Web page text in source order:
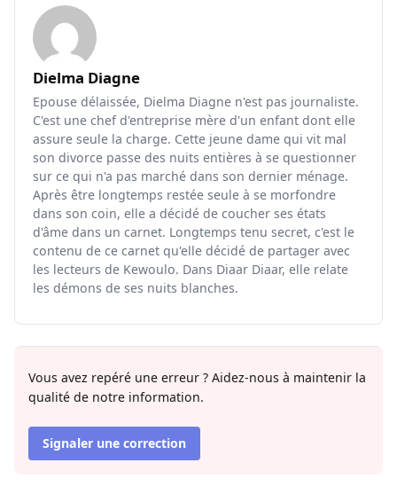
Dielma Diagne
Epouse délaissée, Dielma Diagne n'est pas journaliste.
C'est une chef d'entreprise mère d'un enfant dont elle
assure seule la charge. Cette jeune dame qui vit mal
son divorce passe des nuits entières à se questionner
sur ce qui n'a pas marché dans son dernier ménage.
Après être longtemps restée seule à se morfondre
dans son coin, elle a décidé de coucher ses états
d'âme dans un carnet. Longtemps tenu secret, c'est le
contenu de ce carnet qu'elle décidé de partager avec
les lecteurs de Kewoulo. Dans Diaar Diaar, elle relate
les démons de ses nuits blanches.
Vous avez repéré une erreur ? Aidez-nous à maintenir la
qualité de notre information.
Signaler une correction